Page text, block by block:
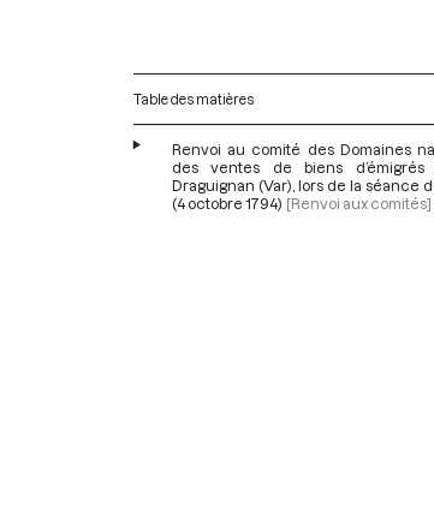
Table des matières
Renvoi au comité des Domaines
des ventes de biens
Draguignan (Var), lors de la séance
(4 octobre 1794) [Renvoi aux comités]